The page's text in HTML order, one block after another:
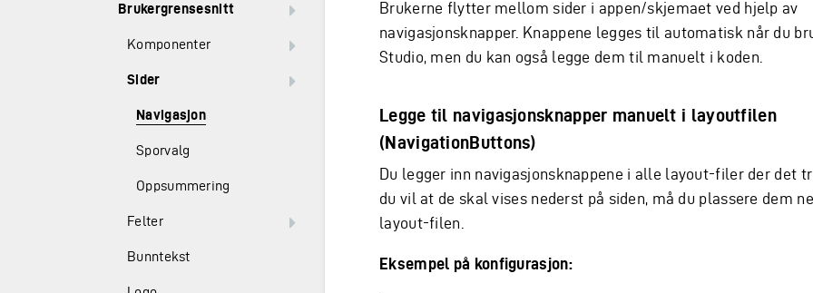
Brukergrensesnitt
Komponenter
Sider
Navigasjon
Sporvalg
Oppsummering
Felter
Bunntekst
Brukerne flytter mellom sider i appen/skjemaet ved hjelp av
navigasjonsknapper. Knappene legges til automatisk når du
Studio, men du kan også legge dem til manuelt i koden.
Legge til navigasjonsknapper manuelt i layoutfilen
(NavigationButtons)
Du legger inn navigasjonsknappene i alle layout-filer der det
du vil at de skal vises nederst på siden, må du plassere dem
layout-filen.
Eksempel på konfigurasjon: